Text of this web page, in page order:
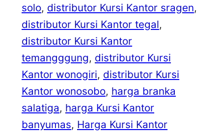
solo, distributor Kursi Kantor sragen
distributor Kursi Kantor tegal
distributor Kursi Kantor
temangggung, distributor Kursi
Kantor wonogiri, distributor Kursi
Kantor wonosobo, harga branka
salatiga, harga Kursi Kantor
banyumas, Harga Kursi Kantor